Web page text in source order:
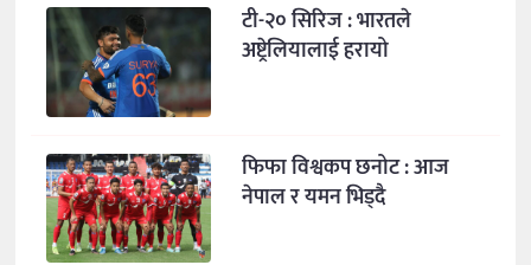
टी-२० सिरिज : भारतले
अष्ट्रेलियालाई हरायो
फिफा विश्वकप छनोट : आज
नेपाल र यमन भिड्दै